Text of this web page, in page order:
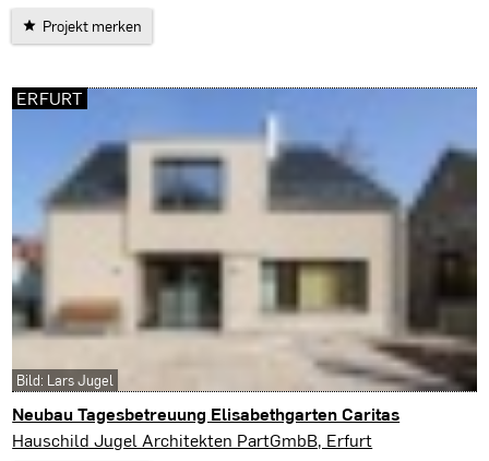
Projekt merken
Neubau Tagesbetreuung Elisabethgarten Caritas
Erfurt
Hauschild Jugel Architekten PartGmbB, Erfurt
ERFURT
Bild: Lars Jugel